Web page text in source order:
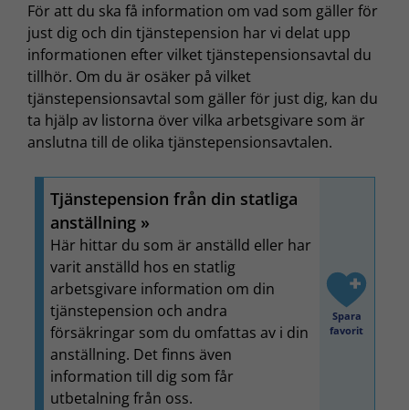
För att du ska få information om vad som gäller för
just dig och din tjänstepension har vi delat upp
informationen efter vilket tjänstepensionsavtal du
tillhör. Om du är osäker på vilket
tjänstepensionsavtal som gäller för just dig, kan du
ta hjälp av listorna över vilka arbetsgivare som är
anslutna till de olika tjänstepensionsavtalen.
Tjänstepension från din statliga
anställning
Här hittar du som är anställd eller har
varit anställd hos en statlig
arbetsgivare information om din
tjänstepension och andra
försäkringar som du omfattas av i din
anställning. Det finns även
information till dig som får
utbetalning från oss.
Spara
favorit